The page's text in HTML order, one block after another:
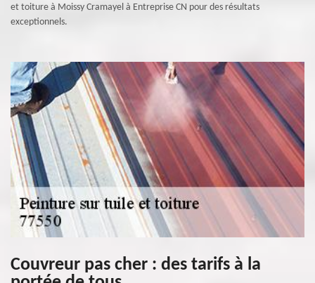
et toiture à Moissy Cramayel à Entreprise CN pour des résultats
exceptionnels.
Couvreur pas cher : des tarifs à la